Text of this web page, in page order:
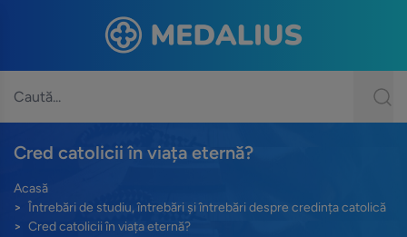
Cred catolicii în viața eternă?
Acasă
Întrebări de studiu, întrebări și întrebări despre credința catolică
Cred catolicii în viața eternă?